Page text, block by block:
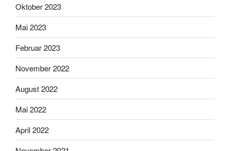
Oktober 2023
Mai 2023
Februar 2023
November 2022
August 2022
Mai 2022
April 2022